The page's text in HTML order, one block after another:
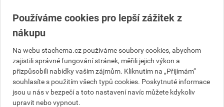
Vyberte si prodejnu
Skladem v (1) prodejnách
2 788,69 Kč
Cena s DPH
198,27 Kčza kg
2 509,82 Kčza ks
Cena bez DPH
163,86 Kč za kg
2 074,23 Kč za ks
Používáme cookies pro lepší zážitek z
nákupu
Na webu stachema.cz používáme soubory cookies, abychom
zajistili správné fungování stránek, měřili jejich výkon a
přizpůsobili nabídky vašim zájmům. Kliknutím na „Přijímám“
souhlasíte s použitím všech typů cookies. Poskytnuté informace
jsou u nás v bezpečí a toto nastavení navíc můžete kdykoliv
upravit nebo vypnout.